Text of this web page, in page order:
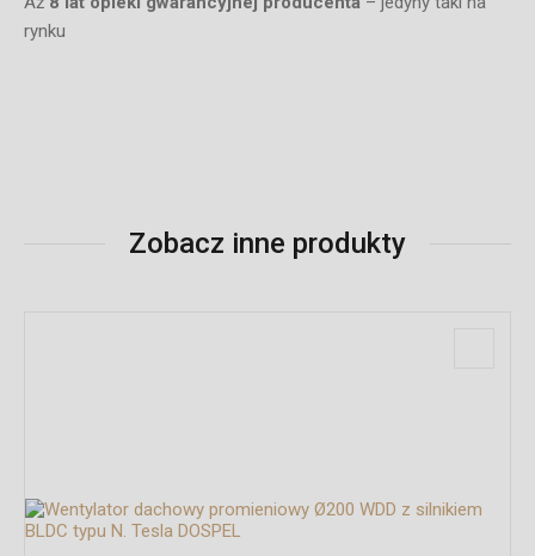
rynku
Zobacz inne produkty